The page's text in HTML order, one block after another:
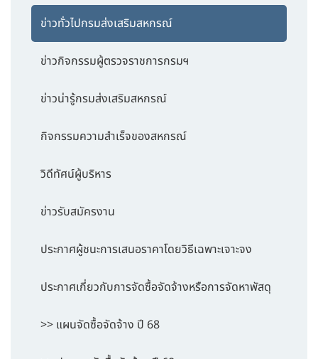
ข่าวทั่วไปกรมส่งเสริมสหกรณ์
ข่าวกิจกรรมผู้ตรวจราชการกรมฯ
ข่าวน่ารู้กรมส่งเสริมสหกรณ์
กิจกรรมความสำเร็จของสหกรณ์
วิดีทัศน์ผู้บริหาร
ข่าวรับสมัครงาน
ประกาศผู้ชนะการเสนอราคาโดยวิธีเฉพาะเจาะจง
ประกาศเกี่ยวกับการจัดซื้อจัดจ้างหรือการจัดหาพัสดุ
>> แผนจัดซื้อจัดจ้าง ปี 68